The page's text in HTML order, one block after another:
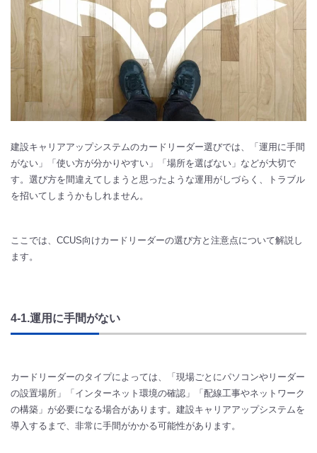
建設キャリアアップシステムのカードリーダー選びでは、「運用に手間
がない」「使い方が分かりやすい」「場所を選ばない」などが大切で
す。選び方を間違えてしまうと思ったような運用がしづらく、トラブル
を招いてしまうかもしれません。
ここでは、CCUS向けカードリーダーの選び方と注意点について解説し
ます。
4-1.運用に手間がない​​
カードリーダーのタイプによっては、「現場ごとにパソコンやリーダー
の設置場所」「インターネット環境の確認」「配線工事やネットワーク
の構築」が必要になる場合があります。建設キャリアアップシステムを
導入するまで、非常に手間がかかる可能性があります。